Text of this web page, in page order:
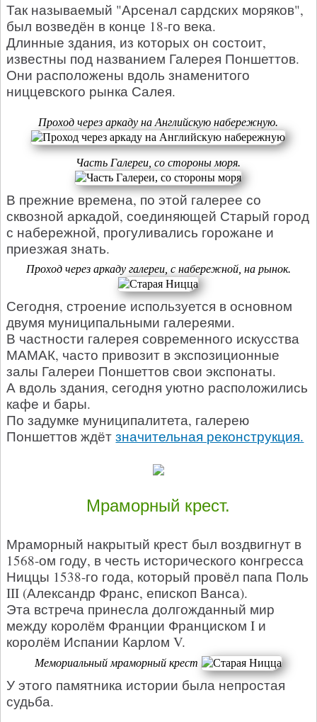
Так называемый "Арсенал сардских моряков",
был возведён в конце 18-го века.
Длинные здания, из которых он состоит,
известны под названием Галерея Поншеттов.
Они расположены вдоль знаменитого
ниццевского рынка Салея.
Проход через аркаду на Английскую набережную.
Часть Галереи, со стороны моря.
В прежние времена, по этой галерее со
сквозной аркадой, соединяющей Старый город
с набережной, прогуливались горожане и
приезжая знать.
Проход через аркаду галереи, с набережной, на рынок.
Сегодня, строение используется в основном
двумя муниципальными галереями.
В частности галерея современного искусства
МАМАК, часто привозит в экспозиционные
залы Галереи Поншеттов свои экспонаты.
А вдоль здания, сегодня уютно расположились
кафе и бары.
По задумке муниципалитета, галерею
Поншеттов ждётзначительная реконструкция.
Мраморный крест.
Мраморный накрытый крест был воздвигнут в
1568-ом году, в честь исторического конгресса
Ниццы 1538-го года, который провёл папа Поль
III (Александр Франс, епископ Ванса).
Эта встреча принесла долгожданный мир
между королём Франции Франциском I и
королём Испании Карлом V.
Мемориальный мраморный крест
У этого памятника истории была непростая
судьба.